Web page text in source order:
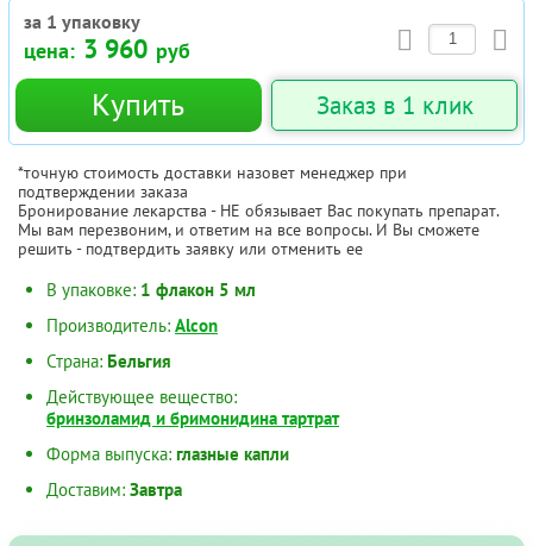
за 1 упаковку
цена: 3 960 руб
Купить Заказ в 1 клик
*точную стоимость доставки назовет менеджер при
подтверждении заказа
Бронирование лекарства - НЕ обязывает Вас покупать препарат.
Мы вам перезвоним, и ответим на все вопросы. И Вы сможете
решить - подтвердить заявку или отменить ее
В упаковке: 1 флакон 5 мл
Производитель: Alcon
Страна: Бельгия
Действующее вещество:
бринзоламид и бримонидина тартрат
Форма выпуска: глазные капли
Доставим: Завтра